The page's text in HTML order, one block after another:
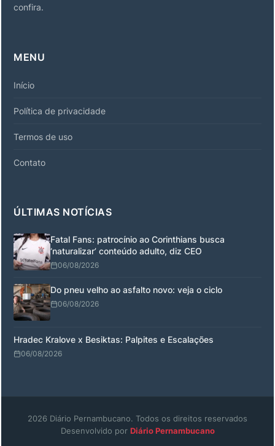
confira.
MENU
Início
Política de privacidade
Termos de uso
Contato
ÚLTIMAS NOTÍCIAS
Fatal Fans: patrocínio ao Corinthians busca
‘naturalizar’ conteúdo adulto, diz CEO
06/08/2026
Do pneu velho ao asfalto novo: veja o ciclo
06/08/2026
Hradec Kralove x Besiktas: Palpites e Escalações
06/08/2026
2026 Diário Pernambucano. Todos os direitos reservados
Desenvolvido por Diário Pernambucano